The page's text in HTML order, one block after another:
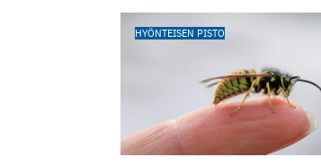
HYÖNTEISEN PISTO